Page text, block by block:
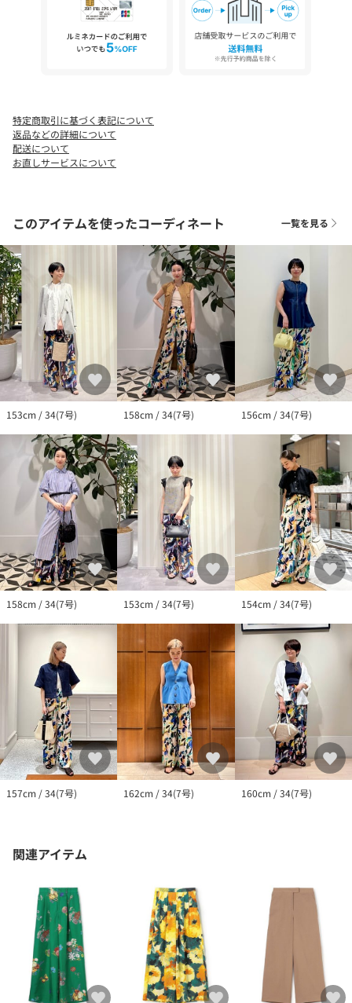
2025SS商品
店舗にお問い合わせの際は、下記の商品番号をお申し付けくださ
特定商取引に基づく表記について
返品などの詳細について
配送について
お直しサービスについて
このアイテムを使ったコーディネート 一覧を見る
153cm / 34(7号) 158cm / 34(7号) 156cm / 34(7号)
158cm / 34(7号) 153cm / 34(7号) 154cm / 34(7号)
157cm / 34(7号) 162cm / 34(7号) 160cm / 34(7号)
関連アイテム